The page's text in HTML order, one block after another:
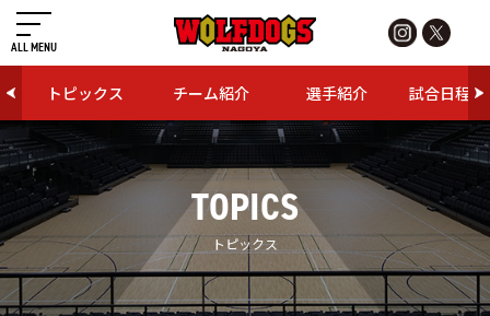
ALL MENU
トピックス チーム紹介 選手紹介 試合日程・
TOPICS
トピックス